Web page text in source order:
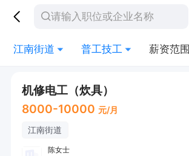
江南街道 普工技工 薪资范围
机修电工（炊具）
8000-10000 元/月
江南街道
陈女士